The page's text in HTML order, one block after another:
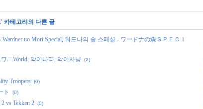
' 카테고리의 다른 글
no Mori Special, 워드나의 숲 스페셜 - ワードナの森ＳＰＥＣＩ
ニWorld, 악어나라, 악어사냥 (2)
Troopers (0)
ト (0)
vs Tekken 2 (0)